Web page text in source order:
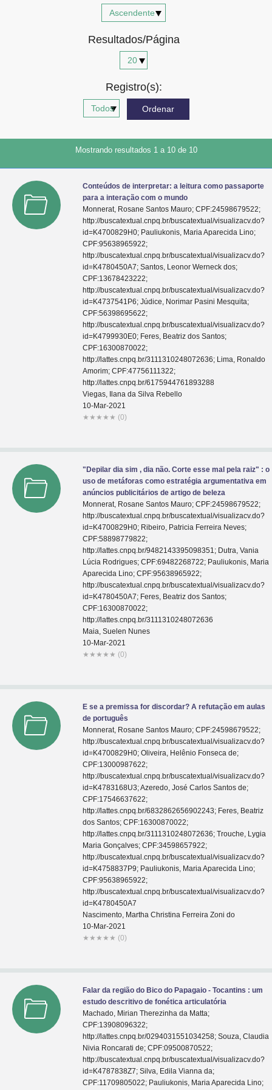
Resultados/Página
Registro(s):
Mostrando resultados 1 a 10 de 10
Conteúdos de interpretar: a leitura como passaporte
para a interação com o mundo
Monnerat, Rosane Santos Mauro; CPF:24598679522;
http://buscatextual.cnpq.br/buscatextual/visualizacv.do?
id=K4700829H0; Pauliukonis, Maria Aparecida Lino;
CPF:95638965922;
http://buscatextual.cnpq.br/buscatextual/visualizacv.do?
id=K4780450A7; Santos, Leonor Werneck dos;
CPF:13678423222;
http://buscatextual.cnpq.br/buscatextual/visualizacv.do?
id=K4737541P6; Júdice, Norimar Pasini Mesquita;
CPF:56398695622;
http://buscatextual.cnpq.br/buscatextual/visualizacv.do?
id=K4799930E0; Feres, Beatriz dos Santos;
CPF:16300870022;
http://lattes.cnpq.br/3111310248072636; Lima, Ronaldo
Amorim; CPF:47756111322;
http://lattes.cnpq.br/6175944761893288
Viegas, Ilana da Silva Rebello
10-Mar-2021
★ ★ ★ ★ ★ (0)
"Depilar dia sim , dia não. Corte esse mal pela raiz" : o
uso de metáforas como estratégia argumentativa em
anúncios publicitários de artigo de beleza
Monnerat, Rosane Santos Mauro; CPF:24598679522;
http://buscatextual.cnpq.br/buscatextual/visualizacv.do?
id=K4700829H0; Ribeiro, Patricia Ferreira Neves;
CPF:58898779822;
http://lattes.cnpq.br/9482143395098351; Dutra, Vania
Lúcia Rodrigues; CPF:69482268722; Pauliukonis, Maria
Aparecida Lino; CPF:95638965922;
http://buscatextual.cnpq.br/buscatextual/visualizacv.do?
id=K4780450A7; Feres, Beatriz dos Santos;
CPF:16300870022;
http://lattes.cnpq.br/3111310248072636
Maia, Suelen Nunes
10-Mar-2021
★ ★ ★ ★ ★ (0)
E se a premissa for discordar? A refutação em aulas
de português
Monnerat, Rosane Santos Mauro; CPF:24598679522;
http://buscatextual.cnpq.br/buscatextual/visualizacv.do?
id=K4700829H0; Oliveira, Helênio Fonseca de;
CPF:13000987622;
http://buscatextual.cnpq.br/buscatextual/visualizacv.do?
id=K4783168U3; Azeredo, José Carlos Santos de;
CPF:17546637622;
http://lattes.cnpq.br/6832862656902243; Feres, Beatriz
dos Santos; CPF:16300870022;
http://lattes.cnpq.br/3111310248072636; Trouche, Lygia
Maria Gonçalves; CPF:34598657922;
http://buscatextual.cnpq.br/buscatextual/visualizacv.do?
id=K4758837P9; Pauliukonis, Maria Aparecida Lino;
CPF:95638965922;
http://buscatextual.cnpq.br/buscatextual/visualizacv.do?
id=K4780450A7
Nascimento, Martha Christina Ferreira Zoni do
10-Mar-2021
★ ★ ★ ★ ★ (0)
Falar da região do Bico do Papagaio - Tocantins : um
estudo descritivo de fonética articulatória
Machado, Mirian Therezinha da Matta;
CPF:13908096322;
http://lattes.cnpq.br/0294031551034258; Souza, Claudia
Nivia Roncarati de; CPF:09500870522;
http://buscatextual.cnpq.br/buscatextual/visualizacv.do?
id=K4787838Z7; Silva, Edila Vianna da;
CPF:11709805022; Pauliukonis, Maria Aparecida Lino;